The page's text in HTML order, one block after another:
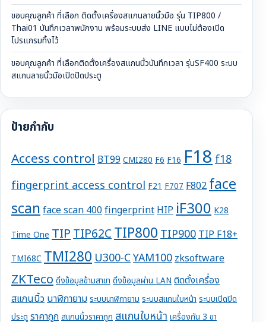
ขอบคุณลูกค้า ที่เลือก ติดตั้งเครื่องสแกนลายนิ้วมือ รุ่น TIP800 /
Thai01 บันทึกเวลาพนักงาน พร้อมระบบส่ง LINE แบบไม่ต้องเปิด
โปรแกรมทิ้งไว้
ขอบคุณลูกค้า ที่เลือกติดตั้งเครื่องสแกนนิ้วบันทึกเวลา รุ่นSF400 ระบบ
สแกนลายนิ้วมือเปิดปิดประตู
ป้ายกำกับ
Access control BT99 CMI280 F6 F16 F18f18
fingerprint access control F21 F707 F802face
scanface scan 400fingerprintHIPiF300 K28
Time One TIPTIP62CTIP800TIP900TIP F18+
TMI68C TMI280U300-CYAM100zksoftware
ZKTeco ดึงข้อมูลข้ามสาขา ดึงข้อมูลผ่าน LAN ติดตั้งเครื่อง
สแกนนิ้วนาฬิกายาม ระบบนาฬิกายาม ระบบสแกนใบหน้า ระบบเปิดปิด
ประตู ราคาถูก สแกนนิ้วราคาถูก สแกนใบหน้า เครื่องกัน 3 ขา